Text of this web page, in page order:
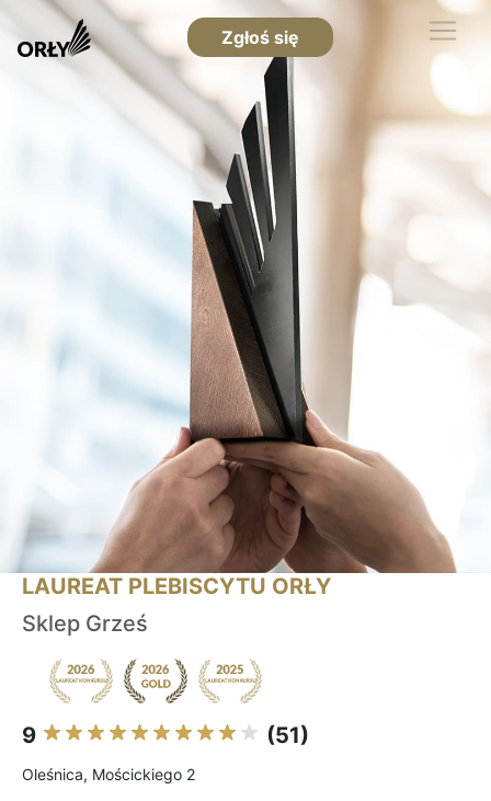
Zgłoś się
LAUREAT PLEBISCYTU ORŁY
Sklep Grześ
9 (51)
Oleśnica, Mościckiego 2